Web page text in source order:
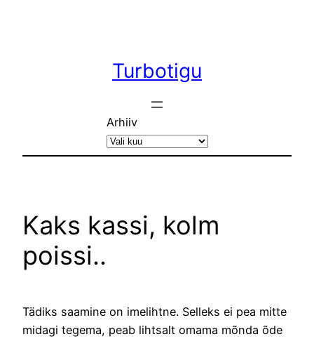
Turbotigu
Arhiiv
Kaks kassi, kolm
poissi..
Tädiks saamine on imelihtne. Selleks ei pea mitte
midagi tegema, peab lihtsalt omama mõnda õde